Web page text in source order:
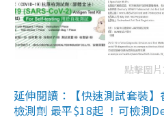
點擊圖
延伸閱讀：【快速測試套裝
檢測劑 最平$18起 ！可檢測